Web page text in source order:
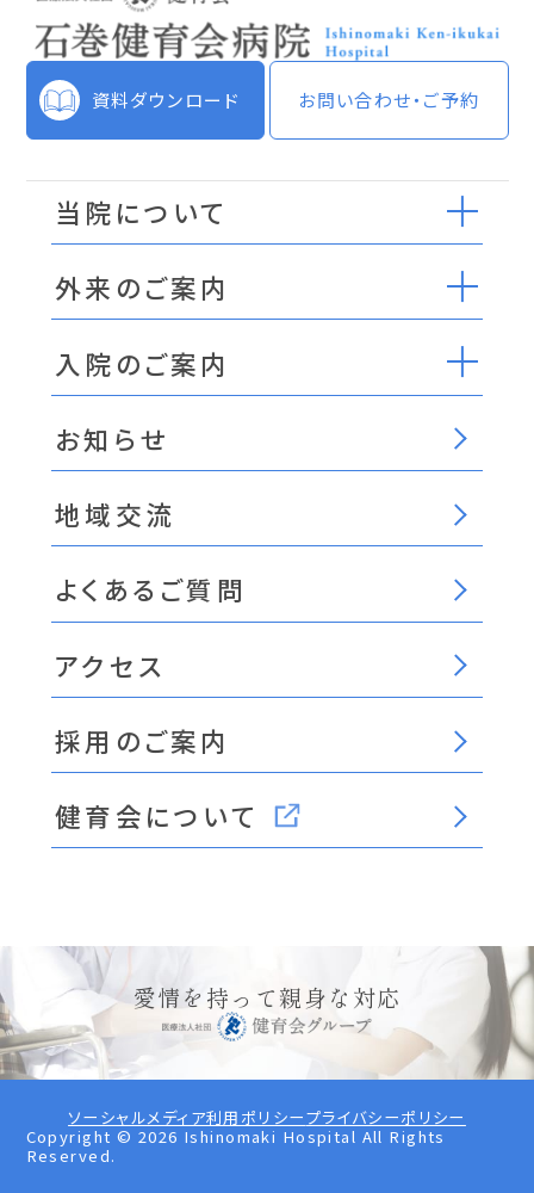
資料ダウンロード お問い合わせ・ご予約
当院について
外来のご案内
入院のご案内
お知らせ
地域交流
よくあるご質問
アクセス
採用のご案内
健育会について
愛情を持って親身な対応
ソーシャルメディア利用ポリシープライバシーポリシー
Copyright © 2026 Ishinomaki Hospital All Rights
Reserved.